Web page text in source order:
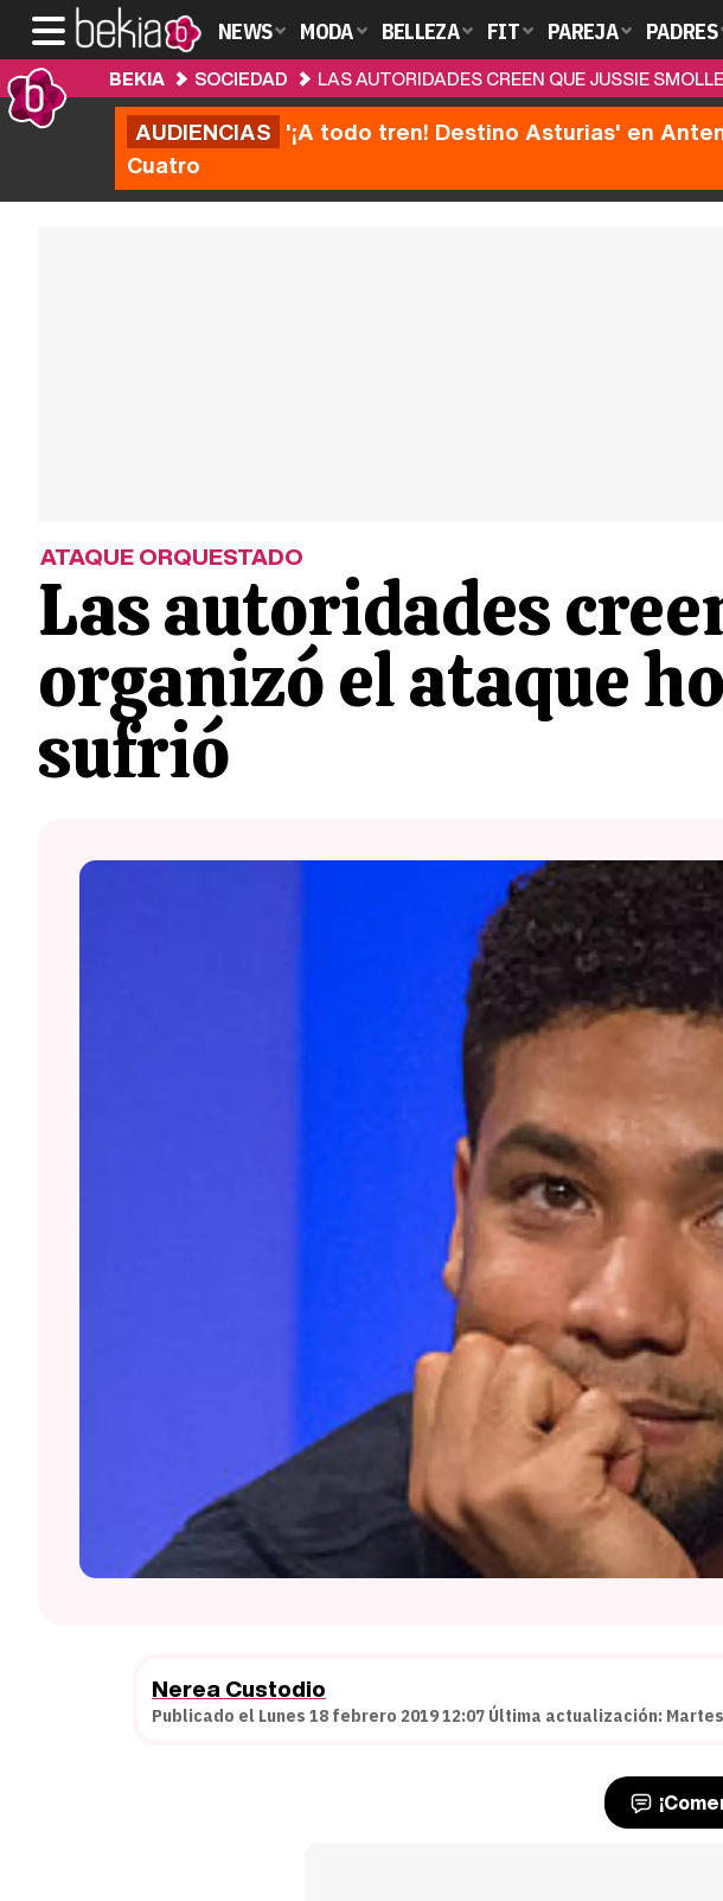
NEWS MODA BELLEZA FIT PAREJA PADRES
BEKIA SOCIEDAD LAS AUTORIDADES CREEN QUE JUSSIE
AUDIENCIAS '¡A todo tren! Destino Asturias' en
Cuatro
ATAQUE ORQUESTADO
Las autoridades
organizó el ataque
sufrió
Nerea Custodio
Publicado el Lunes 18 febrero 2019 12:07 Última actualización: